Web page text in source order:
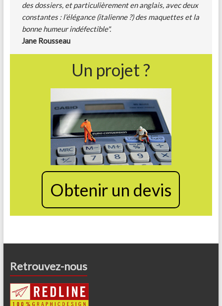
des dossiers, et particulièrement en anglais, avec deux
constantes : l’élégance (italienne ?) des maquettes et la
bonne humeur indéfectible".
Jane Rousseau
Un projet ?
Obtenir un devis
Retrouvez-nous